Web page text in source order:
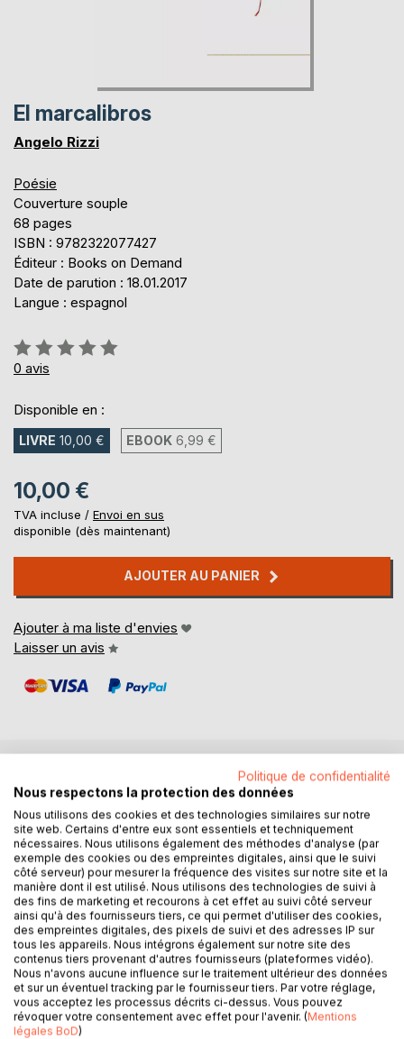
El marcalibros
Angelo Rizzi
Poésie
Couverture souple
68 pages
ISBN : 9782322077427
Éditeur : Books on Demand
Date de parution : 18.01.2017
Langue : espagnol
Évaluation:
0%
0 avis
Disponible en :
LIVRE 10,00 € EBOOK 6,99 €
10,00 €
TVA incluse / Envoi en sus
disponible (dès maintenant)
AJOUTER AU PANIER
Ajouter à ma liste d'envies
Laisser un avis
DESCRIPTION
Angelo Rizzi acuña con este libro un gran desasosiego que
ronda entre las cosas esenciales para mostrarnos la paz
que resulta de esa gran contemplación, de esa sabiduría.
Dejémoslo a que nos atrape en estas páginas, desde lo
finisecular del tiempo. Yo me he sentado desde los
primeros versos en busca de esas tempestades que a
manera de marcalibros también dibujo en la vida para
seguir apostando por esta obra que bien merece ser leída
y divulgada. Tomemos estimado lector un tiempo en esos
senderos para contemplar platónicamente lo hermoso de
las cosas.
Politique de confidentialité
Nous respectons la protection des données
Nous utilisons des cookies et des technologies similaires sur notre
site web. Certains d'entre eux sont essentiels et techniquement
nécessaires. Nous utilisons également des méthodes d'analyse (par
exemple des cookies ou des empreintes digitales, ainsi que le suivi
côté serveur) pour mesurer la fréquence des visites sur notre site et la
manière dont il est utilisé. Nous utilisons des technologies de suivi à
des fins de marketing et recourons à cet effet au suivi côté serveur
ainsi qu'à des fournisseurs tiers, ce qui permet d'utiliser des cookies,
des empreintes digitales, des pixels de suivi et des adresses IP sur
tous les appareils. Nous intégrons également sur notre site des
contenus tiers provenant d'autres fournisseurs (plateformes vidéo).
Nous n'avons aucune influence sur le traitement ultérieur des données
et sur un éventuel tracking par le fournisseur tiers. Par votre réglage,
vous acceptez les processus décrits ci-dessus. Vous pouvez
révoquer votre consentement avec effet pour l'avenir. (Mentions
légales BoD)